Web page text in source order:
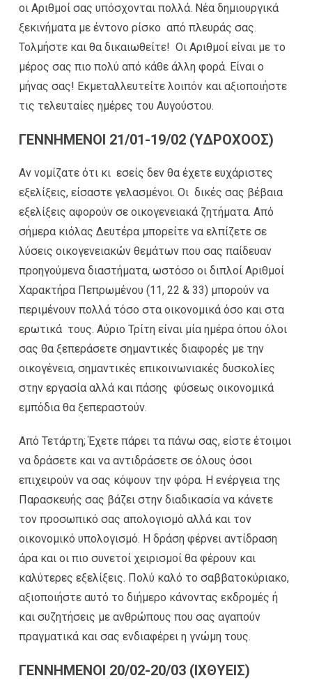
οι Αριθμοί σας υπόσχονται πολλά. Νέα δημιουργικά
ξεκινήματα με έντονο ρίσκο από πλευράς σας.
Τολμήστε και θα δικαιωθείτε! Οι Αριθμοί είναι με το
μέρος σας πιο πολύ από κάθε άλλη φορά. Είναι ο
μήνας σας! Εκμεταλλευτείτε λοιπόν και αξιοποιήστε
τις τελευταίες ημέρες του Αυγούστου.
ΓΕΝΝΗΜΕΝΟΙ 21/01-19/02 (ΥΔΡΟΧΟΟΣ)
Αν νομίζατε ότι κι εσείς δεν θα έχετε ευχάριστες
εξελίξεις, είσαστε γελασμένοι. Οι δικές σας βέβαια
εξελίξεις αφορούν σε οικογενειακά ζητήματα. Από
σήμερα κιόλας Δευτέρα μπορείτε να ελπίζετε σε
λύσεις οικογενειακών θεμάτων που σας παίδευαν
προηγούμενα διαστήματα, ωστόσο οι διπλοί Αριθμοί
Χαρακτήρα Πεπρωμένου (11, 22 & 33) μπορούν να
περιμένουν πολλά τόσο στα οικονομικά όσο και στα
ερωτικά τους. Αύριο Τρίτη είναι μία ημέρα όπου όλοι
σας θα ξεπεράσετε σημαντικές διαφορές με την
οικογένεια, σημαντικές επικοινωνιακές δυσκολίες
στην εργασία αλλά και πάσης φύσεως οικονομικά
εμπόδια θα ξεπεραστούν.
Από Τετάρτη; Έχετε πάρει τα πάνω σας, είστε έτοιμοι
να δράσετε και να αντιδράσετε σε όλους όσοι
επιχειρούν να σας κόψουν την φόρα. Η ενέργεια της
Παρασκευής σας βάζει στην διαδικασία να κάνετε
τον προσωπικό σας απολογισμό αλλά και τον
οικονομικό υπολογισμό. Η δράση φέρνει αντίδραση
άρα και οι πιο συνετοί χειρισμοί θα φέρουν και
καλύτερες εξελίξεις. Πολύ καλό το σαββατοκύριακο,
αξιοποιήστε αυτό το διήμερο κάνοντας εκδρομές ή
και συζητήσεις με ανθρώπους που σας αγαπούν
πραγματικά και σας ενδιαφέρει η γνώμη τους.
ΓΕΝΝΗΜΕΝΟΙ 20/02-20/03 (ΙΧΘΥΕΙΣ)